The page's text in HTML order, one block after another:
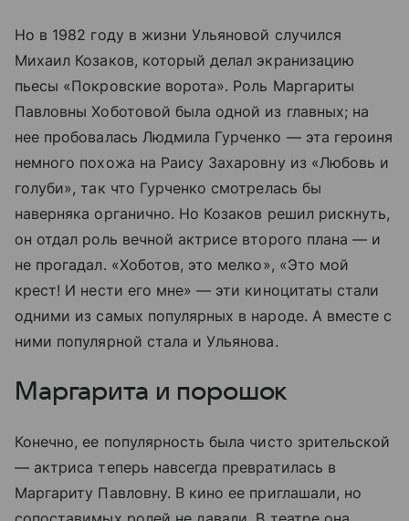
Но в 1982 году в жизни Ульяновой случился
Михаил Козаков, который делал экранизацию
пьесы «Покровские ворота». Роль Маргариты
Павловны Хоботовой была одной из главных; на
нее пробовалась Людмила Гурченко — эта героиня
немного похожа на Раису Захаровну из «Любовь и
голуби», так что Гурченко смотрелась бы
наверняка органично. Но Козаков решил рискнуть,
он отдал роль вечной актрисе второго плана — и
не прогадал. «Хоботов, это мелко», «Это мой
крест! И нести его мне» — эти киноцитаты стали
одними из самых популярных в народе. А вместе с
ними популярной стала и Ульянова.
Маргарита и порошок
Конечно, ее популярность была чисто зрительской
— актриса теперь навсегда превратилась в
Маргариту Павловну. В кино ее приглашали, но